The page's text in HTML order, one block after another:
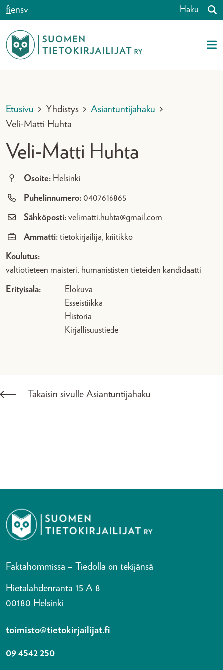
Siirry sisältöön
fiensv Haku
Etusivu > Yhdistys > Asiantuntijahaku >
Veli-Matti Huhta
Veli-Matti Huhta
Osoite: Helsinki
Puhelinnumero: 0407616865
Sähköposti: velimatti.huhta@gmail.com
Ammatti: tietokirjailija, kriitikko
Koulutus:
valtiotieteen maisteri, humanististen tieteiden kandidaatti
Erityisala:
Elokuva
Esseistiikka
Historia
Kirjallisuustiede
Takaisin sivulle Asiantuntijahaku
Faktahommissa – Tiedolla on tekijänsä
Hietalahdenranta 15 A 8
00180 Helsinki
toimisto@tietokirjailijat.fi
09 4542 250